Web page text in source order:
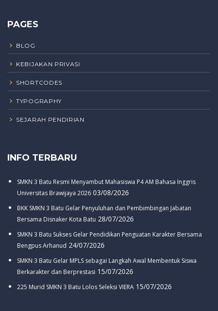
PAGES
BLOG
KEBIJAKAN PRIVASI
SHORTCODES
TYPOGRAPHY
SEJARAH PENDIRIAN
INFO TERBARU
SMKN 3 Batu Resmi Menyambut Mahasiswa P4 AM Bahasa Inggris
Universitas Brawijaya 2026 03/08/2026
BKK SMKN 3 Batu Gelar Penyuluhan dan Pembimbingan Jabatan
Bersama Disnaker Kota Batu 28/07/2026
SMKN 3 Batu Sukses Gelar Pendidikan Penguatan Karakter Bersama
Bengpus Arhanud 24/07/2026
SMKN 3 Batu Gelar MPLS sebagai Langkah Awal Membentuk Siswa
Berkarakter dan Berprestasi 15/07/2026
225 Murid SMKN 3 Batu Lolos Seleksi VIERA 15/07/2026